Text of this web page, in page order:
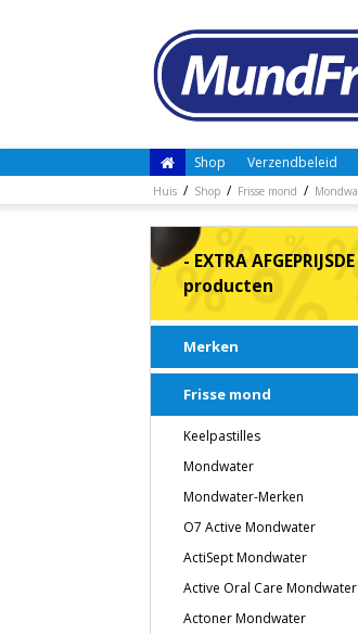
Shop Verzendbeleid
Huis / Shop / Frisse mond /
- EXTRA AFGEPRIJSDE
producten
Merken
Frisse mond
Keelpastilles
Mondwater
Mondwater-Merken
O7 Active Mondwater
ActiSept Mondwater
Active Oral Care Mondwater
Actoner Mondwater